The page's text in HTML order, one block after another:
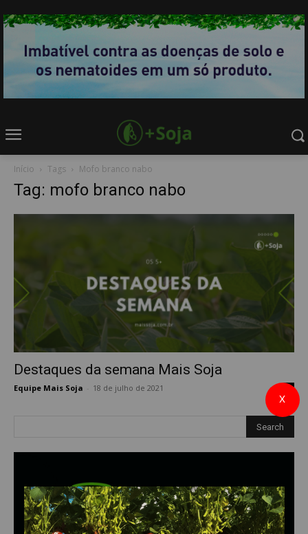
Início Tags Mofo branco nabo
Tag: mofo branco nabo
Destaques da semana Mais Soja
Equipe Mais Soja 18 de julho de 2021
X